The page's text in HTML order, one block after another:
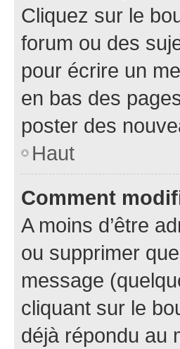
Cliquez sur le
forum ou des
pour écrire un
en bas des
poster des
Haut
Comment
A moins d’être
ou supprimer
message
cliquant sur le
déjà répondu au